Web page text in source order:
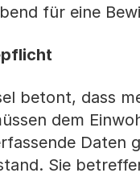
für eine
betont, dass
dem
Daten
Sie